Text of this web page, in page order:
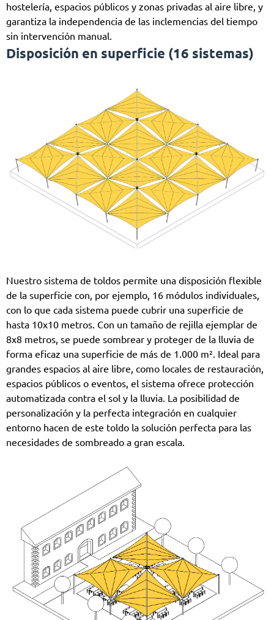
hostelería, espacios públicos y zonas privadas al aire libre, y
garantiza la independencia de las inclemencias del tiempo
sin intervención manual.
Disposición en superficie (16 sistemas)
Nuestro sistema de toldos permite una disposición flexible
de la superficie con, por ejemplo, 16 módulos individuales,
con lo que cada sistema puede cubrir una superficie de
hasta 10x10 metros. Con un tamaño de rejilla ejemplar de
8x8 metros, se puede sombrear y proteger de la lluvia de
forma eficaz una superficie de más de 1.000 m². Ideal para
grandes espacios al aire libre, como locales de restauración,
espacios públicos o eventos, el sistema ofrece protección
automatizada contra el sol y la lluvia. La posibilidad de
personalización y la perfecta integración en cualquier
entorno hacen de este toldo la solución perfecta para las
necesidades de sombreado a gran escala.